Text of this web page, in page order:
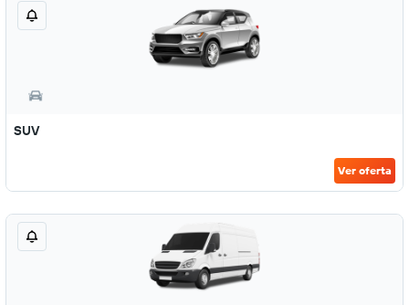
SUV
Ver oferta